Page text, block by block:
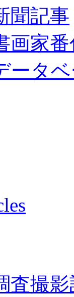
聞記事
画家
ータ
査撮